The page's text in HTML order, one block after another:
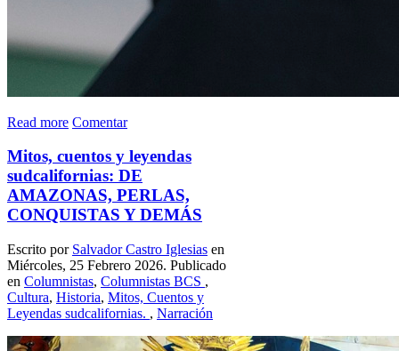
Read more Comentar
Mitos, cuentos y leyendas
sudcalifornias: DE
AMAZONAS, PERLAS,
CONQUISTAS Y DEMÁS
Escrito por Salvador Castro Iglesias en
Miércoles, 25 Febrero 2026. Publicado
en Columnistas, Columnistas BCS ,
Cultura, Historia, Mitos, Cuentos y
Leyendas sudcalifornias. , Narración